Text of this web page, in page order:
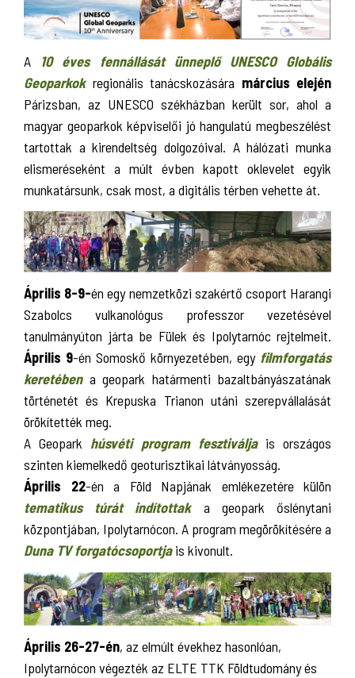
A 10 éves fennállását ünneplő UNESCO Globális
Geoparkokregionális tanácskozására március elején
Párizsban, az UNESCO székházban került sor, ahol a
magyar geoparkok képviselői jó hangulatú megbeszélést
tartottak a kirendeltség dolgozóival. A hálózati munka
elismeréseként a múlt évben kapott oklevelet egyik
munkatársunk, csak most, a digitális térben vehette át.
Április 8-9-én egy nemzetközi szakértő csoport Harangi
Szabolcs vulkanológus professzor vezetésével
tanulmányúton járta be Fülek és Ipolytarnóc rejtelmeit.
Április 9-én Somoskő környezetében, egy filmforgatás
keretébena geopark határmenti bazaltbányászatának
történetét és Krepuska Trianon utáni szerepvállalását
örökítették meg.
A Geopark húsvéti program fesztiváljais országos
szinten kiemelkedő geoturisztikai látványosság.
Április 22-én a Föld Napjának emlékezetére külön
tematikus túrát indítottaka geopark őslénytani
központjában, Ipolytarnócon. A program megörökítésére a
Duna TV forgatócsoportjais kivonult.
Április 26-27-én, az elmúlt évekhez hasonlóan,
Ipolytarnócon végezték az ELTE TTK Földtudomány és